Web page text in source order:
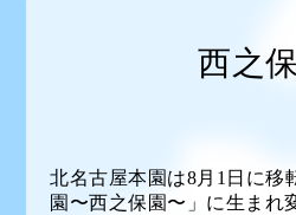
西之
北名古屋本園は8月1日に移
園〜西之保園〜」に生まれ